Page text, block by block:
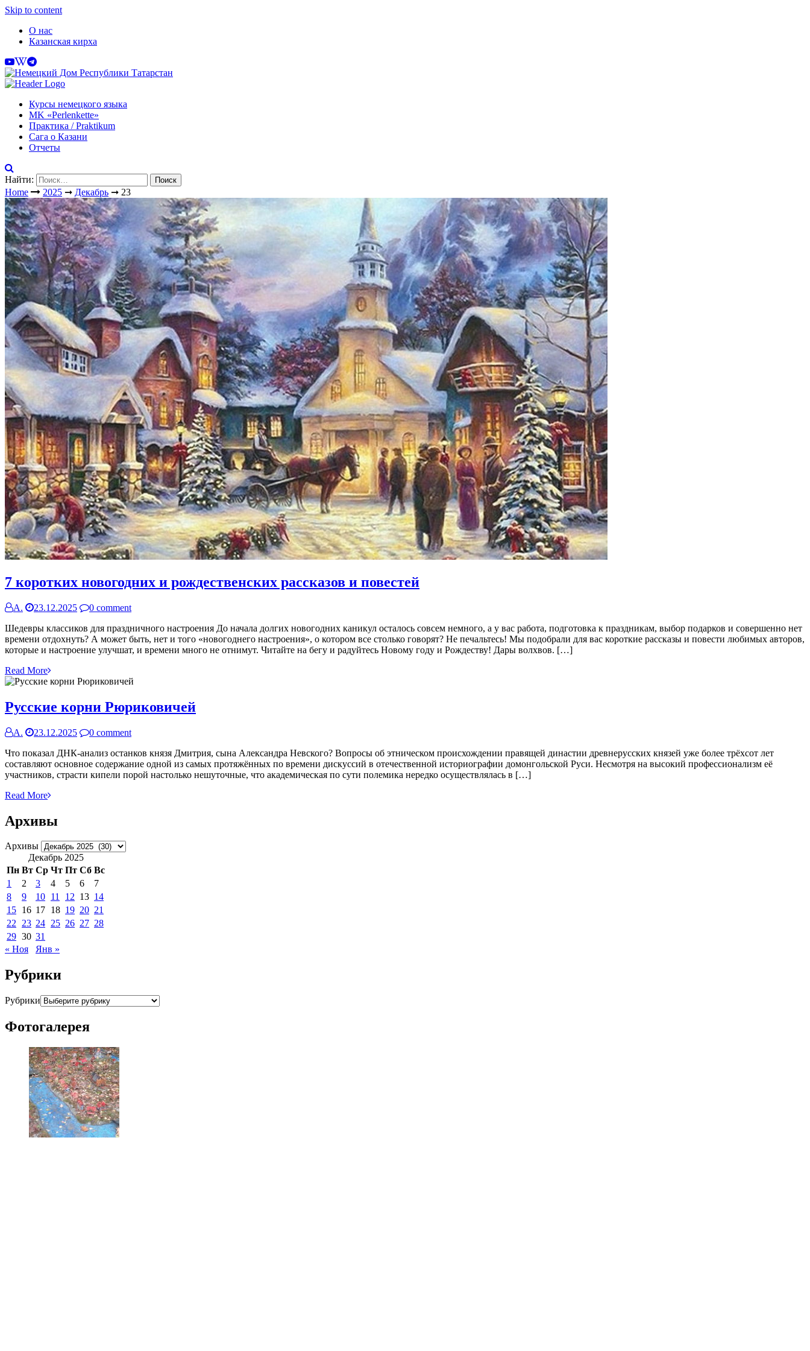
Skip to content
О нас
Казанская кирха
Курсы немецкого языка
МK «Perlenkette»
Практика / Praktikum
Сага о Казани
Отчеты
Найти:
Home
2025 ➞ Декабрь ➞ 23
7 коротких новогодних и рождественских рассказов и повестей
А. 23.12.2025
0 comment
Шедевры классиков для праздничного настроения До начала долгих новогодних каникул осталось совсем немного, а у вас работа, подготовка к праздникам, выбор подарков и совершенно нет
времени отдохнуть? А может быть, нет и того «новогоднего настроения», о котором все столько говорят? Не печальтесь! Мы подобрали для вас короткие рассказы и повести любимых авторов,
которые и настроение улучшат, и времени много не отнимут. Читайте на бегу и радуйтесь Новому году и Рождеству! Дары волхвов. […]
Read More
Русские корни Рюриковичей
А. 23.12.2025
0 comment
Что показал ДНК-анализ останков князя Дмитрия, сына Александра Невского? Вопросы об этническом происхождении правящей династии древнерусских князей уже более трёхсот лет
составляют основное содержание одной из самых протяжённых по времени дискуссий в отечественной историографии домонгольской Руси. Несмотря на высокий профессионализм её
участников, страсти кипели порой настолько нешуточные, что академическая по сути полемика нередко осуществлялась в […]
Read More
Архивы
Архивы
Декабрь 2025
Пн Вт Ср Чт Пт Сб Вс
1
2 3 4 5 6
7
8
9 10 11 12 13 14
15 16 17 18 19 20 21
22 23 24 25 26 27 28
29 30 31
« Ноя
Янв »
Рубрики
Рубрики
Фотогалерея